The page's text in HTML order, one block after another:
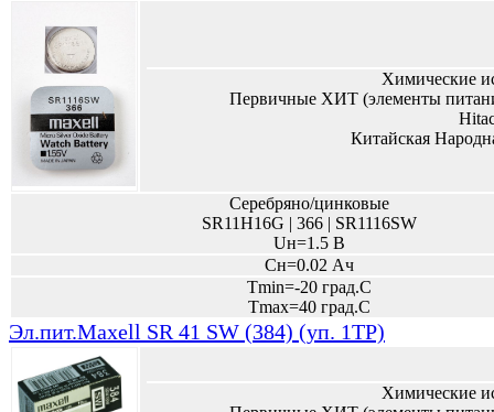
Химические
Первичные ХИТ (элементы
Китайская
Серебряно/цинковые
SR11H16G | 366 | SR1116SW
Uн=1.5 В
Сн=0.02 Ач
Tmin=-20 град.С
Tmax=40 град.С
Эл.пит.Maxell SR 41 SW (384) (уп. 1TP)
Химические